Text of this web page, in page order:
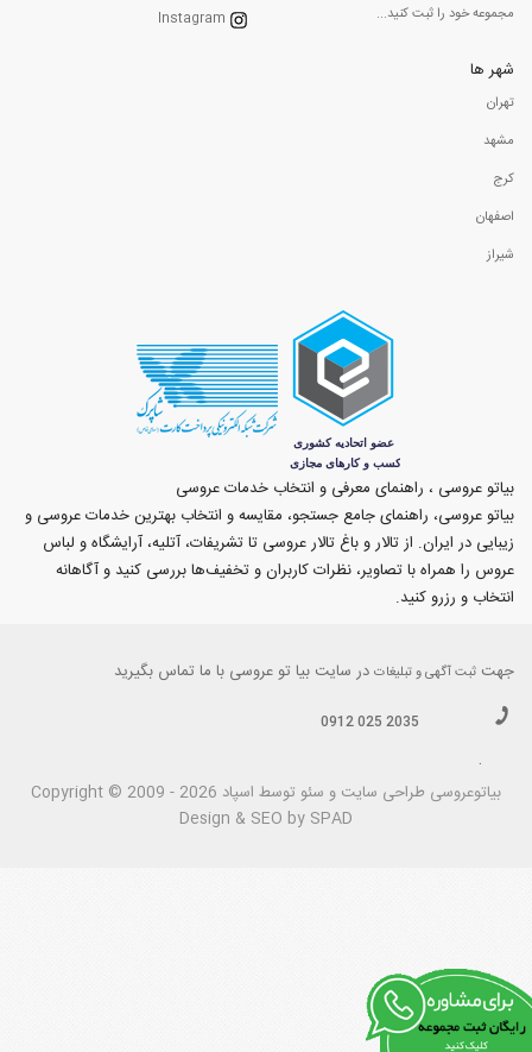
مجموعه خود را ثبت کنید...
Instagram
شهر ها
تهران
مشهد
کرج
اصفهان
شیراز
بیاتو عروسی ، راهنمای معرفی و انتخاب خدمات عروسی
بیاتو عروسی، راهنمای جامع جستجو، مقایسه و انتخاب بهترین خدمات عروسی و
زیبایی در ایران. از تالار و باغ تالار عروسی تا تشریفات، آتلیه، آرایشگاه و لباس
عروس را همراه با تصاویر، نظرات کاربران و تخفیف‌ها بررسی کنید و آگاهانه
انتخاب و رزرو کنید.
جهت ثبت آگهی و تبلیغات در سایت بیا تو عروسی با ما تماس بگیرید
0912 025 2035
.
بیاتوعروسی Copyright © 2009 - 2026 طراحی سايت و سئو توسط اسپاد
Design & SEO by SPAD